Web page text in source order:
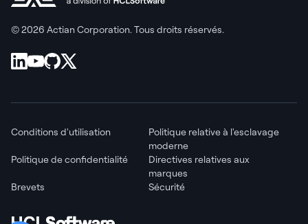
© 2026 Actian Corporation. Tous droits réservés.
Conditions d'utilisation
Politique relative à l'esclavage
moderne
Politique de confidentialité
Directives relatives aux
marques
Brevets
Sécurité